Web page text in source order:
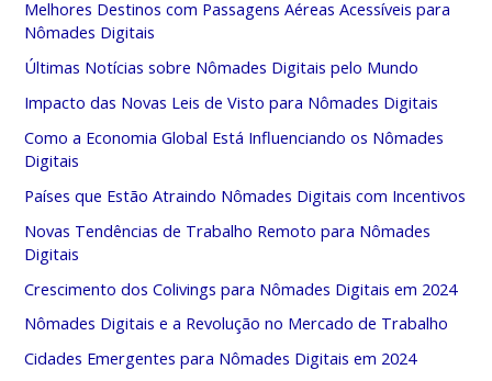
Melhores Destinos com Passagens Aéreas Acessíveis para
Nômades Digitais
Últimas Notícias sobre Nômades Digitais pelo Mundo
Impacto das Novas Leis de Visto para Nômades Digitais
Como a Economia Global Está Influenciando os Nômades
Digitais
Países que Estão Atraindo Nômades Digitais com Incentivos
Novas Tendências de Trabalho Remoto para Nômades
Digitais
Crescimento dos Colivings para Nômades Digitais em 2024
Nômades Digitais e a Revolução no Mercado de Trabalho
Cidades Emergentes para Nômades Digitais em 2024